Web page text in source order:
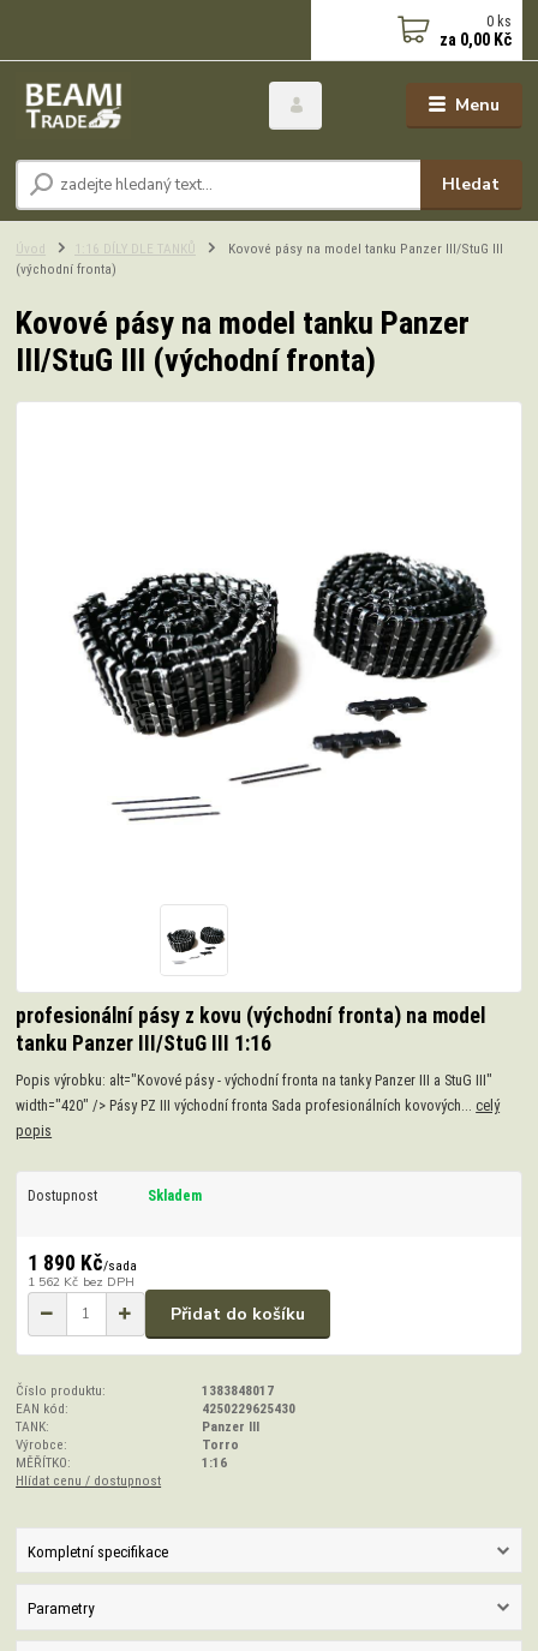
Menu
Hledat
0 ks
za 0,00 Kč
Úvod 1:16 DÍLY DLE TANKŮ
Kovové pásy na model tanku Panzer III/StuG III
(východní fronta)
Kovové pásy na model tanku Panzer
III/StuG III (východní fronta)
profesionální pásy z kovu (východní fronta) na model
tanku Panzer III/StuG III 1:16
Popis výrobku: alt="Kovové pásy - východní fronta na tanky Panzer III a StuG III"
width="420" /> Pásy PZ III východní fronta Sada profesionálních kovových... celý
popis
Dostupnost Skladem
1 890 Kč/sada
1 562 Kč bez DPH
Přidat do košíku
Číslo produktu:
1383848017
EAN kód:
4250229625430
TANK:
Panzer III
Výrobce:
Torro
MĚŘÍTKO:
1:16
Hlídat cenu / dostupnost
Kompletní specifikace
Parametry